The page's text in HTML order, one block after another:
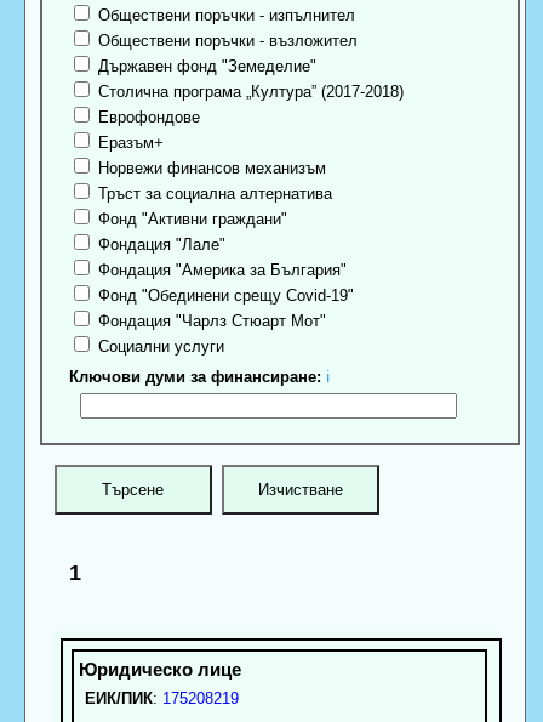
Обществени поръчки - изпълнител
Обществени поръчки - възложител
Държавен фонд "Земеделие"
Столична програма „Култура” (2017-2018)
Еврофондове
Еразъм+
Норвежи финансов механизъм
Тръст за социална алтернатива
Фонд "Активни граждани"
Фондация "Лале"
Фондация "Америка за България"
Фонд "Обединени срещу Covid-19"
Фондация "Чарлз Стюарт Мот"
Социални услуги
Ключови думи за финансиране: ℹ
1
ЕИК/ПИК: 175208219